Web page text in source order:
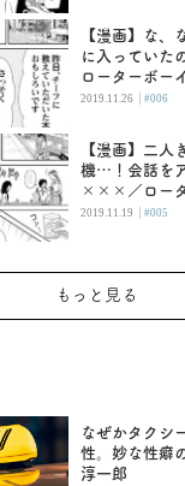
【漫画】な
に入っていた
ローターボー
2019.11.26 |#006
【漫画】二人
機…！会話を
×××／ロータ
2019.11.19 |#005
もっと見る
なぜかタクシ
性。妙な性癖
淳一郎